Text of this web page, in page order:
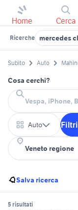
Home Cerca
Ricerche mercedes
Subito Auto
Cosa cerchi?
Auto
Salva ricerca
5 risultati